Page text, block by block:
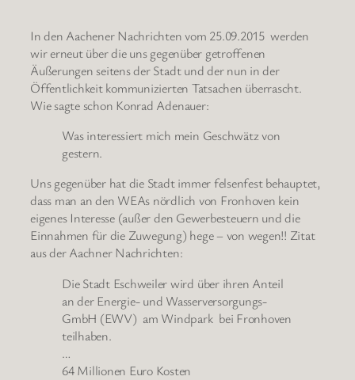
In den Aachener Nachrichten vom 25.09.2015 werden
wir erneut über die uns gegenüber getroffenen
Äußerungen seitens der Stadt und der nun in der
Öffentlichkeit kommunizierten Tatsachen überrascht.
Wie sagte schon Konrad Adenauer:
Was interessiert mich mein Geschwätz von
gestern.
Uns gegenüber hat die Stadt immer felsenfest behauptet,
dass man an den WEAs nördlich von Fronhoven kein
eigenes Interesse (außer den Gewerbesteuern und die
Einnahmen für die Zuwegung) hege – von wegen!! Zitat
aus der Aachner Nachrichten:
Die Stadt Eschweiler wird über ihren Anteil
an der Energie- und Wasserversorgungs-
GmbH (EWV) am Windpark bei Fronhoven
teilhaben.
…
64 Millionen Euro Kosten